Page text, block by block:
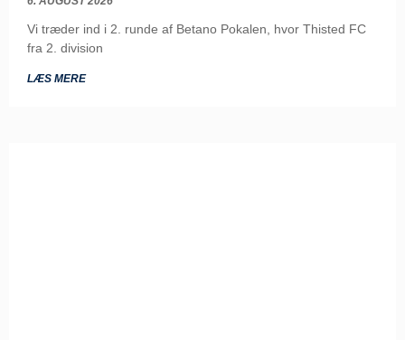
Vi træder ind i 2. runde af Betano Pokalen, hvor Thisted FC
fra 2. division
LÆS MERE